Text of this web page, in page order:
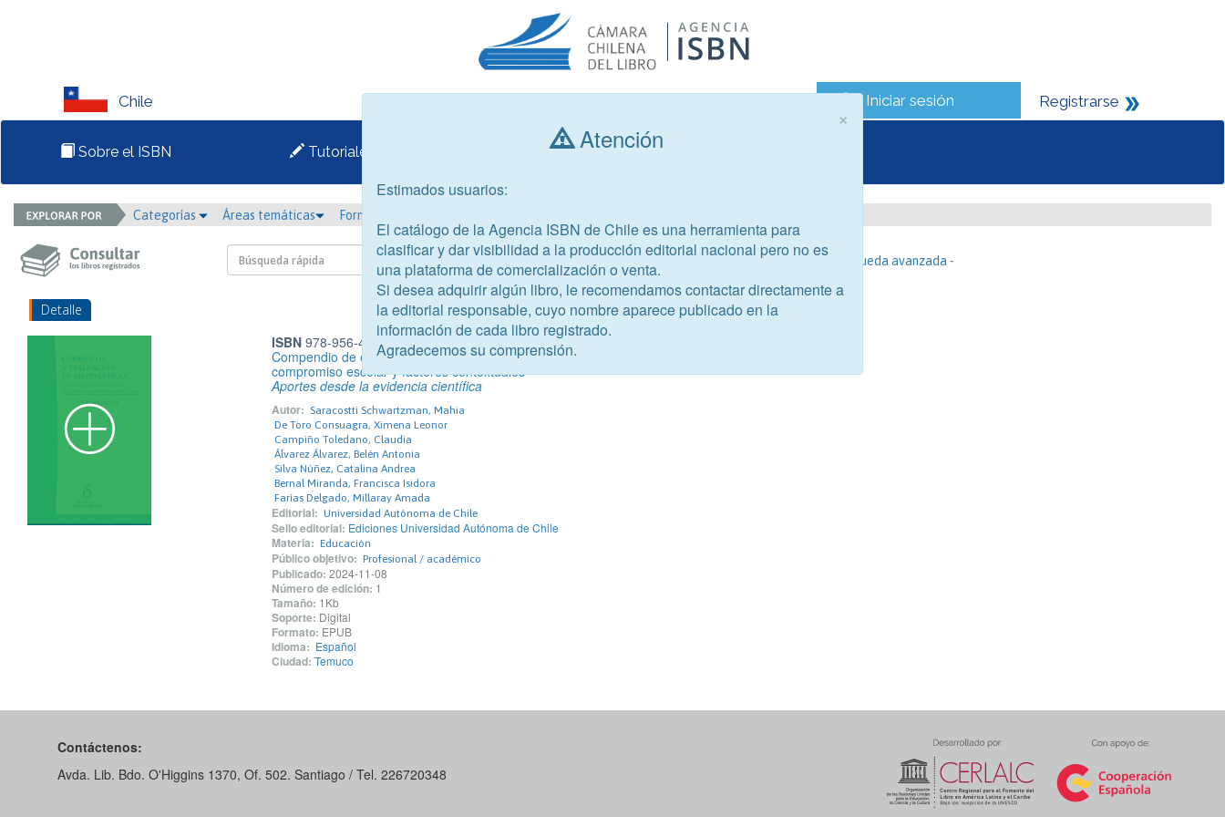
Chile Iniciar sesión Registrarse
Sobre el ISBN Tutoriales Consultar libros
Categorías Áreas temáticas Formato
- Búsqueda avanzada -
Detalle
ISBN978-956-417-047-3
Compendio de estrategias para la promoción del
compromiso escolar y factores contextuales
Aportes desde la evidencia científica
Autor: Saracostti Schwartzman, Mahia
De Toro Consuagra, Ximena Leonor
Campiño Toledano, Claudia
Álvarez Álvarez, Belén Antonia
Silva Núñez, Catalina Andrea
Bernal Miranda, Francisca Isidora
Farías Delgado, Millaray Amada
Editorial: Universidad Autónoma de Chile
Sello editorial: Ediciones Universidad Autónoma de Chile
Materia: Educación
Público objetivo: Profesional / académico
Publicado: 2024-11-08
Número de edición: 1
Tamaño: 1Kb
Soporte: Digital
Formato: EPUB
Idioma: Español
Ciudad: Temuco
Contáctenos:
Avda. Lib. Bdo. O'Higgins 1370, Of. 502. Santiago / Tel. 226720348
×
Atención
Estimados usuarios:
El catálogo de la Agencia ISBN de Chile es una herramienta para
clasificar y dar visibilidad a la producción editorial nacional pero no es
una plataforma de comercialización o venta.
Si desea adquirir algún libro, le recomendamos contactar directamente a
la editorial responsable, cuyo nombre aparece publicado en la
información de cada libro registrado.
Agradecemos su comprensión.